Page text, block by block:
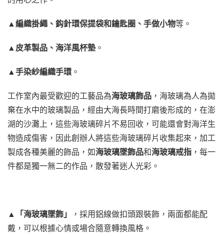
▲ 編織掛繩、鈎針環保提袋和鑰匙圈、手做小物等。
▲ 皮革製品、海洋風杯墊 。
▲ 手染紗編織手環 。
工作室內最受歡迎的工藝品為海玻璃飾品 ，海玻璃為人為拋
棄在水中的玻璃製品，經由大海長時間打磨後形成的，在澎
湖的沙灘上，這些海玻璃碎片不易回收，可能還會對海洋生
物造成傷害，因此創辦人將這些海玻璃碎片收集起來，加工
製成各種美麗的飾品，如海玻璃墜飾品和海玻璃戒指 ，每一
件都是獨一無二的作品，散發著迷人光彩。
▲ 「海玻璃墜飾」
，採用鋁線做扣頭跟裝飾，兩面都能配
戴，可以根據心情或場合隨意轉換風格。